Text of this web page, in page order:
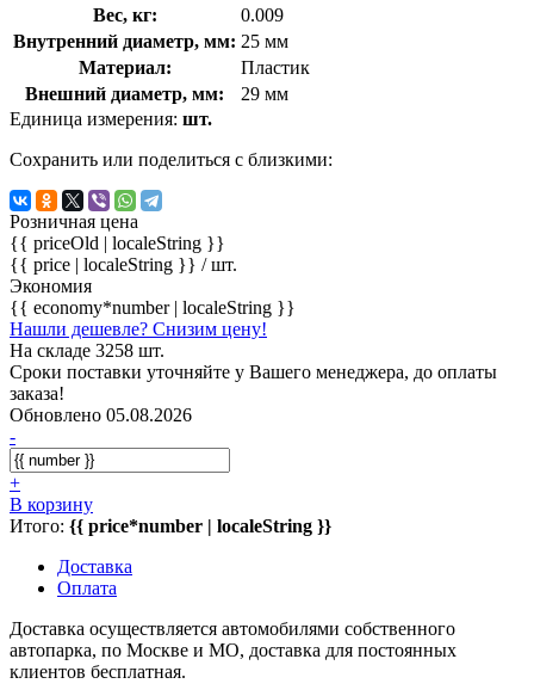
Вес, кг:
0.009
Внутренний диаметр, мм: 25 мм
Материал:
Пластик
Внешний диаметр, мм:
29 мм
Единица измерения: шт.
Сохранить или поделиться с близкими:
Розничная цена
{{ priceOld | localeString }}
{{ price | localeString }} / шт.
Экономия
{{ economy*number | localeString }}
Нашли дешевле? Снизим цену!
На складе 3258 шт.
Сроки поставки уточняйте у Вашего менеджера, до оплаты
заказа!
Обновлено 05.08.2026
-
+
В корзину
Итого: {{ price*number | localeString }}
Доставка
Оплата
Доставка осуществляется автомобилями собственного
автопарка, по Москве и МО, доставка для постоянных
клиентов бесплатная.